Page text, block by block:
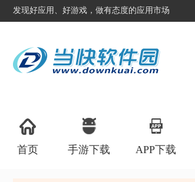
发现好应用、好游戏，做有态度的应用市场
首页 手游下载 APP下载